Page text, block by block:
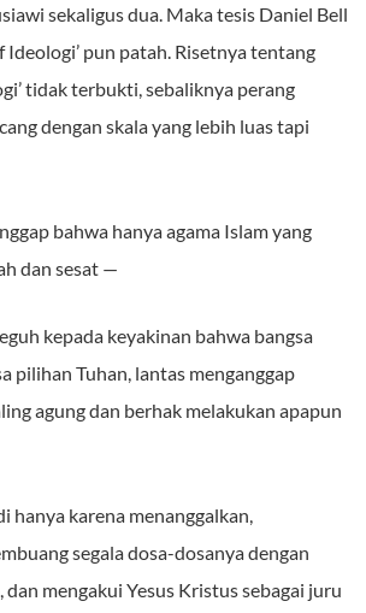
sekaligus dua. Maka tesis Daniel Bell
Ideologi’ pun patah. Risetnya tentang
tidak terbukti, sebaliknya perang
dengan skala yang lebih luas tapi
bahwa hanya agama Islam yang
dan sesat —
kepada keyakinan bahwa bangsa
pilihan Tuhan, lantas menganggap
agung dan berhak melakukan apapun
hanya karena menanggalkan,
segala dosa-dosanya dengan
dan mengakui Yesus Kristus sebagai juru